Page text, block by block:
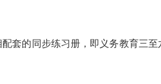
的同步练习册，即义务教育三至